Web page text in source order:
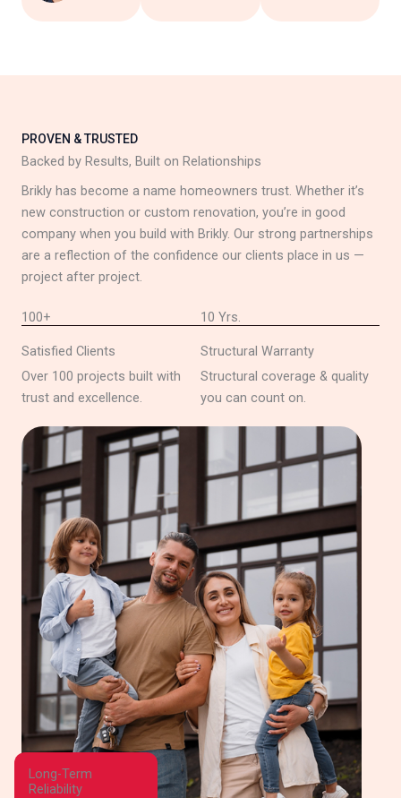
Long-Term
Reliability
PROVEN & TRUSTED
Backed by Results, Built on Relationships
Brikly has become a name homeowners trust. Whether it’s
new construction or custom renovation, you’re in good
company when you build with Brikly. Our strong partnerships
are a reflection of the confidence our clients place in us —
project after project.
100+
Satisfied Clients
Over 100 projects built with
trust and excellence.
10 Yrs.
Structural Warranty
Structural coverage & quality
you can count on.